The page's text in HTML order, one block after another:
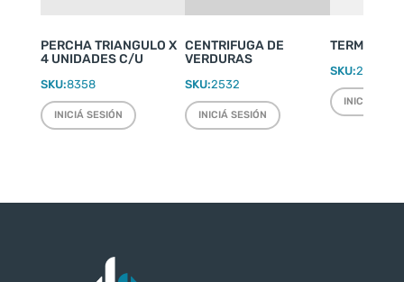
PERCHA TRIANGULO X
4 UNIDADES C/U
SKU:8358
INICIÁ SESIÓN
CENTRIFUGA DE
VERDURAS
SKU:2532
INICIÁ SESIÓN
TERMO
SKU:2220
INICIÁ